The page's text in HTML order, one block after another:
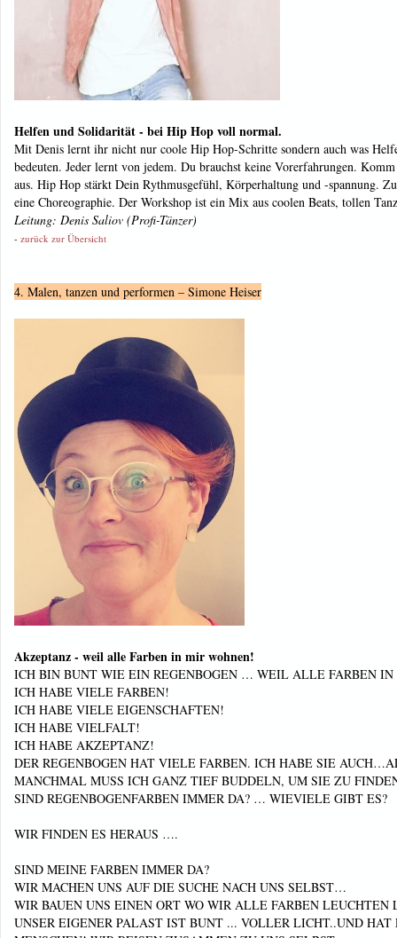
Helfen und Solidarität - bei Hip Hop voll normal.
Mit Denis lernt ihr nicht nur coole Hip Hop-Schritte sondern auch was
bedeuten. Jeder lernt von jedem. Du brauchst keine Vorerfahrungen.
aus. Hip Hop stärkt Dein Rythmusgefühl, Körperhaltung und -spannung.
eine Choreographie. Der Workshop ist ein Mix aus coolen Beats, tollen
Leitung: Denis Saliov (Profi-Tänzer)
- zurück zur Übersicht
4. Malen, tanzen und performen – Simone Heiser
Akzeptanz - weil alle Farben in mir wohnen!
ICH BIN BUNT WIE EIN REGENBOGEN … WEIL ALLE FARBEN IN
ICH HABE VIELE FARBEN!
ICH HABE VIELE EIGENSCHAFTEN!
ICH HABE VIELFALT!
ICH HABE AKZEPTANZ!
DER REGENBOGEN HAT VIELE FARBEN. ICH HABE SIE
MANCHMAL MUSS ICH GANZ TIEF BUDDELN, UM SIE ZU
SIND REGENBOGENFARBEN IMMER DA? … WIEVIELE GIBT ES?
WIR FINDEN ES HERAUS ….
SIND MEINE FARBEN IMMER DA?
WIR MACHEN UNS AUF DIE SUCHE NACH UNS SELBST…
WIR BAUEN UNS EINEN ORT WO WIR ALLE FARBEN
UNSER EIGENER PALAST IST BUNT ... VOLLER LICHT..UND